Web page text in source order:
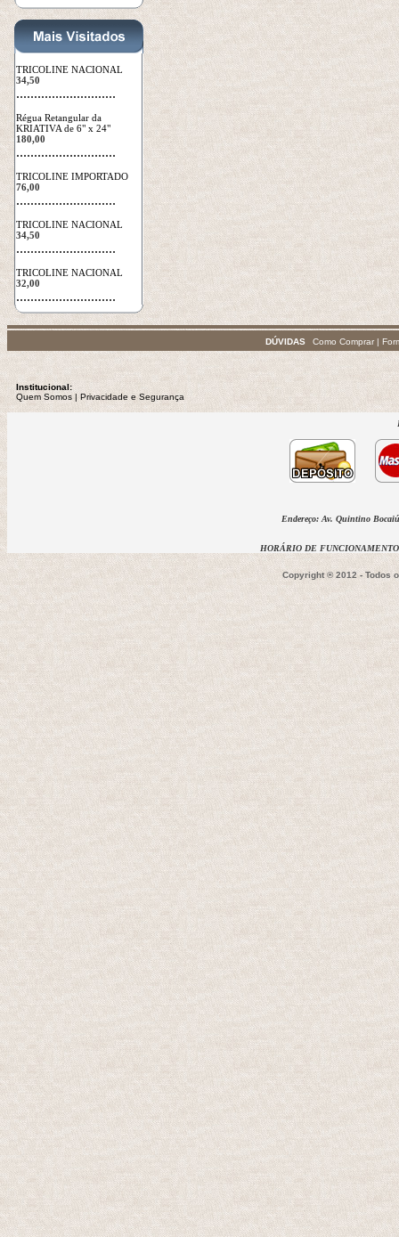
TRICOLINE NACIONAL
34,50
............................
Régua Retangular da
KRIATIVA de 6" x 24"
180,00
............................
TRICOLINE IMPORTADO
76,00
............................
TRICOLINE NACIONAL
34,50
............................
TRICOLINE NACIONAL
32,00
............................
DÚVIDAS Como Comprar |
Institucional:
Quem Somos | Privacidade e Segurança
Endereço: Av. Quintino
HORÁRIO DE
Copyright ® 2012 - Todos